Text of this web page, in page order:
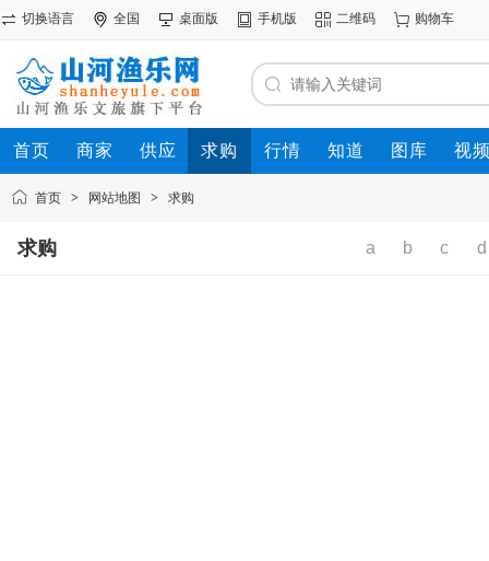
切换语言 全国 桌面版 手机版 二维码 购物车
首页 商家 供应 求购 行情 知道 图库 视
首页 > 网站地图 > 求购
a b c d
求购